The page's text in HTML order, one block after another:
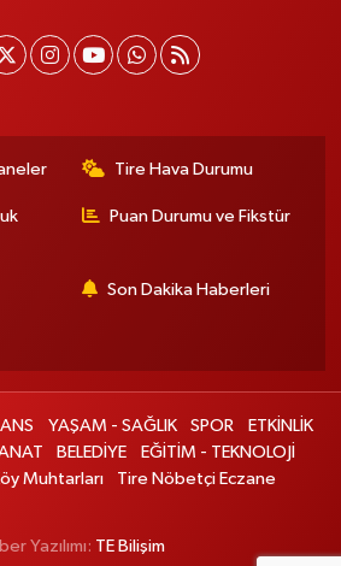
Tire Hava Durumu
Puan Durumu ve Fikstür
Son Dakika Haberleri
YAŞAM - SAĞLIK SPOR
ETKİNLİK
BELEDİYE
EĞİTİM - TEKNOLOJİ
Muhtarları
Tire Nöbetçi Eczane
Yazılımı: TE Bilişim